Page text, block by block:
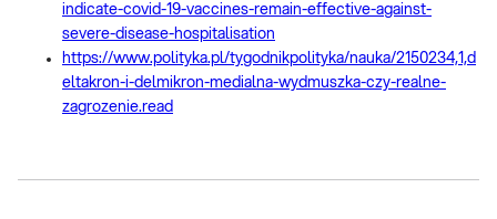
indicate-covid-19-vaccines-remain-effective-against-
severe-disease-hospitalisation
https://www.polityka.pl/tygodnikpolityka/nauka/2150234,1,d
eltakron-i-delmikron-medialna-wydmuszka-czy-realne-
zagrozenie.read